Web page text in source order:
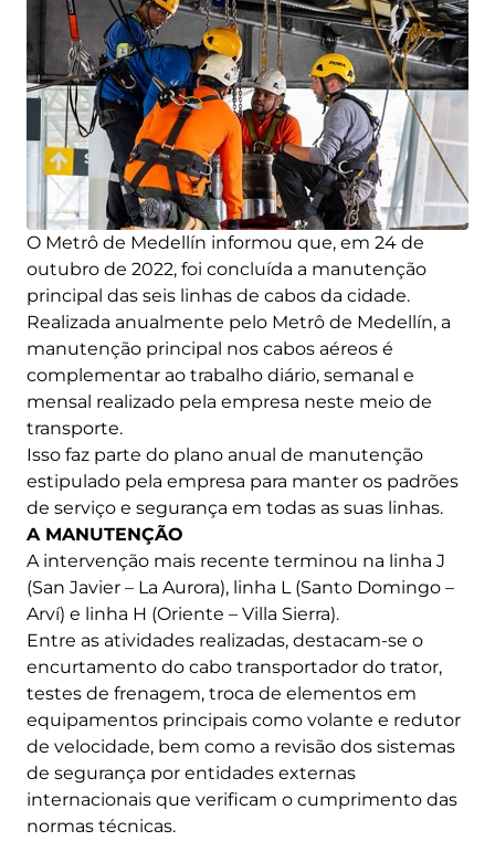
O Metrô de Medellín informou que, em 24 de
outubro de 2022, foi concluída a manutenção
principal das seis linhas de cabos da cidade.
Realizada anualmente pelo Metrô de Medellín, a
manutenção principal nos cabos aéreos é
complementar ao trabalho diário, semanal e
mensal realizado pela empresa neste meio de
transporte.
Isso faz parte do plano anual de manutenção
estipulado pela empresa para manter os padrões
de serviço e segurança em todas as suas linhas.
A MANUTENÇÃO
A intervenção mais recente terminou na linha J
(San Javier – La Aurora), linha L (Santo Domingo –
Arví) e linha H (Oriente – Villa Sierra).
Entre as atividades realizadas, destacam-se o
encurtamento do cabo transportador do trator,
testes de frenagem, troca de elementos em
equipamentos principais como volante e redutor
de velocidade, bem como a revisão dos sistemas
de segurança por entidades externas
internacionais que verificam o cumprimento das
normas técnicas.